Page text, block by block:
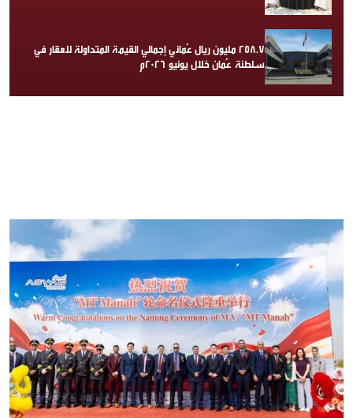
258.7 مليون ريال عُماني إجمالي القيمة المتداولة للعقار في
سلطنة عُمان خلال يونيو 2026م